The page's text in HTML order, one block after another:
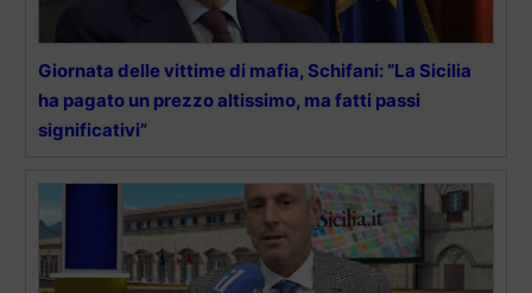
Giornata delle vittime di mafia, Schifani: “La Sicilia
ha pagato un prezzo altissimo, ma fatti passi
significativi”